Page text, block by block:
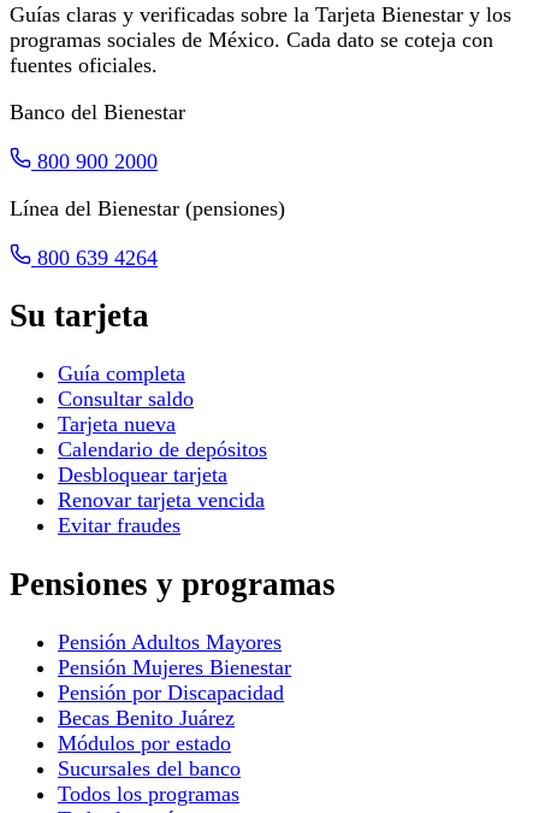
Guías claras y verificadas sobre la Tarjeta Bienestar y los
programas sociales de México. Cada dato se coteja con
fuentes oficiales.
Banco del Bienestar
800 900 2000
Línea del Bienestar (pensiones)
800 639 4264
Su tarjeta
Guía completa
Consultar saldo
Tarjeta nueva
Calendario de depósitos
Desbloquear tarjeta
Renovar tarjeta vencida
Evitar fraudes
Pensiones y programas
Pensión Adultos Mayores
Pensión Mujeres Bienestar
Pensión por Discapacidad
Becas Benito Juárez
Módulos por estado
Sucursales del banco
Todos los programas